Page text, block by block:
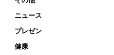
ニュース
プレゼン
健康